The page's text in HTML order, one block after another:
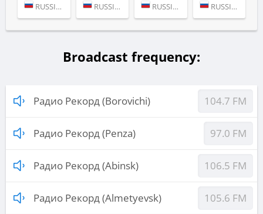
RUSSIA (MOSCOW) RUSSIA (MOSCOW) RUSSIA (MOSCOW) RUSSIA (MOSCOW)
Broadcast frequency:
Радио Рекорд (Borovichi) 104.7 FM
Радио Рекорд (Penza) 97.0 FM
Радио Рекорд (Abinsk) 106.5 FM
Радио Рекорд (Almetyevsk) 105.6 FM